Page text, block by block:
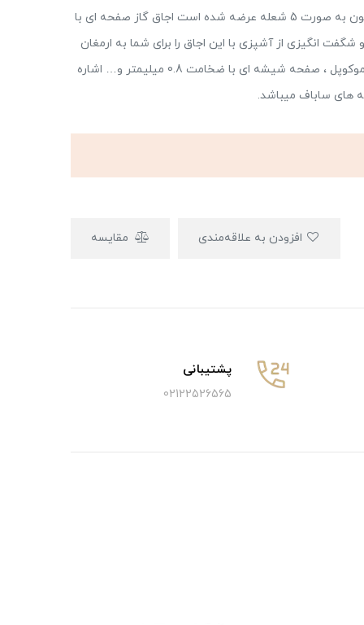
کلاسیک و پلوپز وسط می باشد.این اجاق گاز IG521C التون به صورت 5 شعله عرضه شده است اجاق گاز صفحه ای با
شگفت انگیزی از آشپزی با این اجاق را برای شما به ارمغان
آورد. از ویژگی های این اجاق گاز می توان به داشتن ترموکوپل ، صفحه شیشه ای با ضخامت 0.8 میلیمتر و… اشاره
های ساباف میباشد.
مقایسه
پشتیبانی
02122526565